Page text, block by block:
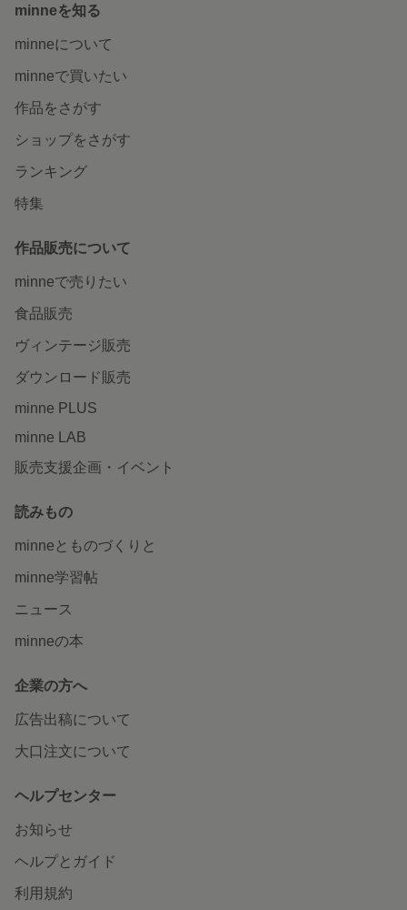
minneを知る
minneについて
minneで買いたい
作品をさがす
ショップをさがす
ランキング
特集
作品販売について
minneで売りたい
食品販売
ヴィンテージ販売
ダウンロード販売
minne PLUS
minne LAB
販売支援企画・イベント
読みもの
minneとものづくりと
minne学習帖
ニュース
minneの本
企業の方へ
広告出稿について
大口注文について
ヘルプセンター
お知らせ
ヘルプとガイド
利用規約